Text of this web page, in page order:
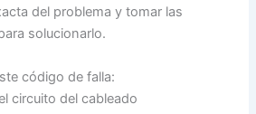
del problema y tomar las
solucionarlo.
código de falla:
circuito del cableado